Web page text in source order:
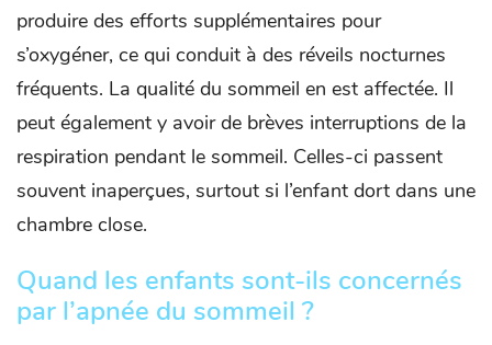
produire des efforts supplémentaires pour
s’oxygéner, ce qui conduit à des réveils nocturnes
fréquents. La qualité du sommeil en est affectée. Il
peut également y avoir de brèves interruptions de la
respiration pendant le sommeil. Celles-ci passent
souvent inaperçues, surtout si l’enfant dort dans une
chambre close.
Quand les enfants sont-ils concernés
par l’apnée du sommeil ?